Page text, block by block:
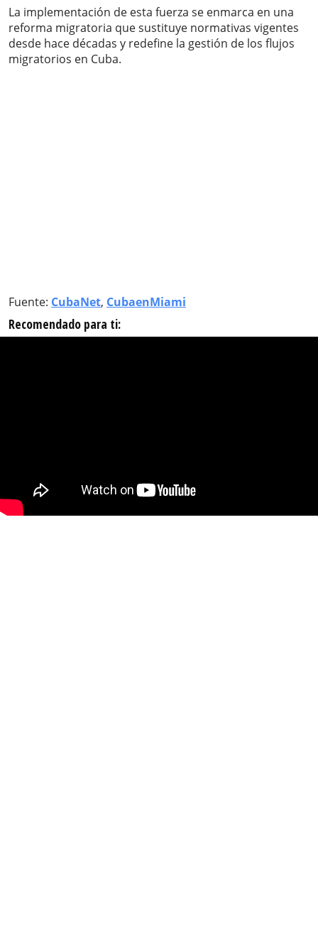
La implementación de esta fuerza se enmarca en una
reforma migratoria que sustituye normativas vigentes
desde hace décadas y redefine la gestión de los flujos
migratorios en Cuba.
Fuente: CubaNet, CubaenMiami
Recomendado para ti: